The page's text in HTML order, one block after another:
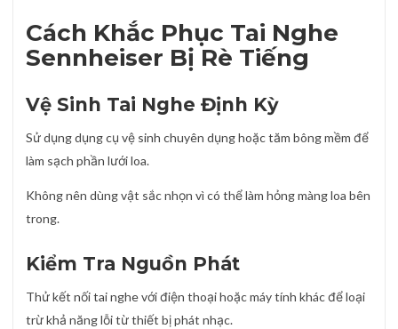
Cách Khắc Phục Tai Nghe
Sennheiser Bị Rè Tiếng
Vệ Sinh Tai Nghe Định Kỳ
Sử dụng dụng cụ vệ sinh chuyên dụng hoặc tăm bông mềm để
làm sạch phần lưới loa.
Không nên dùng vật sắc nhọn vì có thể làm hỏng màng loa bên
trong.
Kiểm Tra Nguồn Phát
Thử kết nối tai nghe với điện thoại hoặc máy tính khác để loại
trừ khả năng lỗi từ thiết bị phát nhạc.